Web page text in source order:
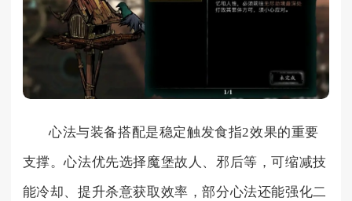
心法与装备搭配是稳定触发食指2效果的重要
支撑。心法优先选择魔堡故人、邪后等，可缩减技
能冷却、提升杀意获取效率，部分心法还能强化二